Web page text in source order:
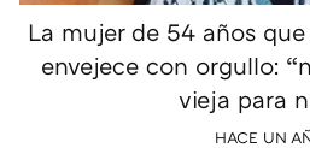
La mujer de 54 años
envejece con orgullo:
vieja para
HACE UN